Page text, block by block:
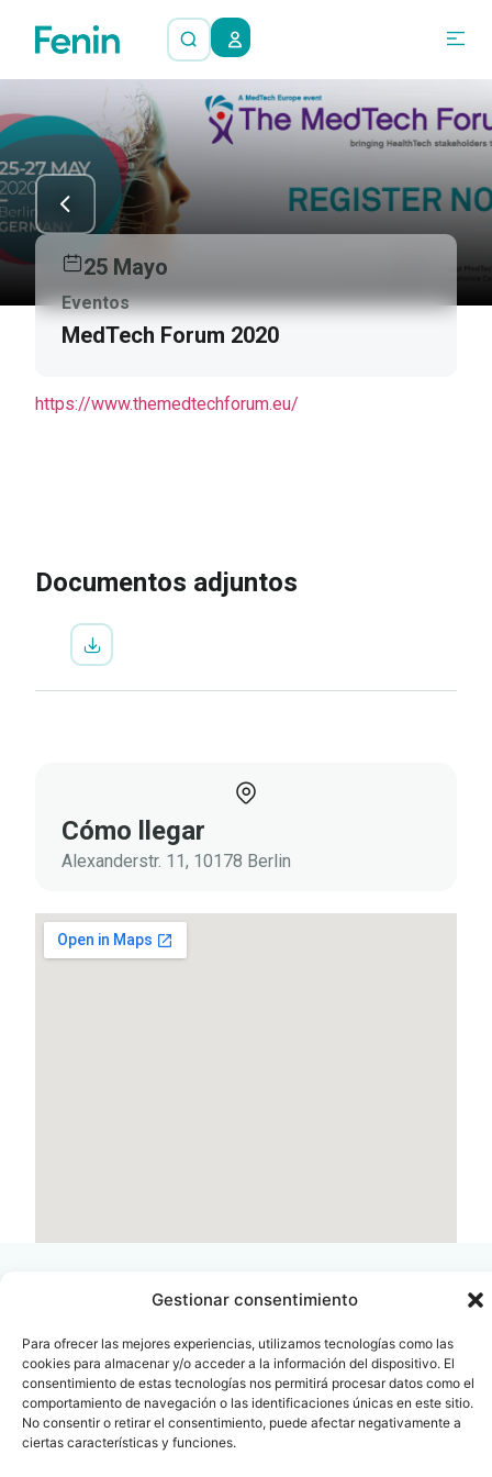
Gestionar consentimiento
Para ofrecer las mejores experiencias, utilizamos tecnologías como las
cookies para almacenar y/o acceder a la información del dispositivo. El
consentimiento de estas tecnologías nos permitirá procesar datos como el
comportamiento de navegación o las identificaciones únicas en este sitio.
No consentir o retirar el consentimiento, puede afectar negativamente a
ciertas características y funciones.
25 Mayo
Eventos
MedTech Forum 2020
https://www.themedtechforum.eu/
Documentos adjuntos
Cómo llegar
Alexanderstr. 11, 10178 Berlin
Contacto
info@fenin.es
C/ Villanueva, 20 - 1-
28001
Oficina Barcelona
Travesera de Gracia, 56 -
1º, 3ª 08006